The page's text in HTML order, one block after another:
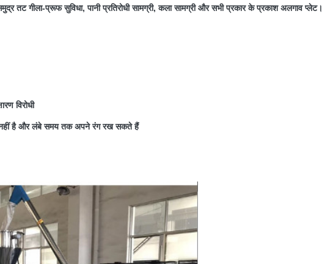
तट गीला-प्रूफ सुविधा, पानी प्रतिरोधी सामग्री, कला सामग्री और सभी प्रकार के प्रकाश अलगाव प्लेट।
विरोधी
नहीं है और लंबे समय तक अपने रंग रख सकते हैं